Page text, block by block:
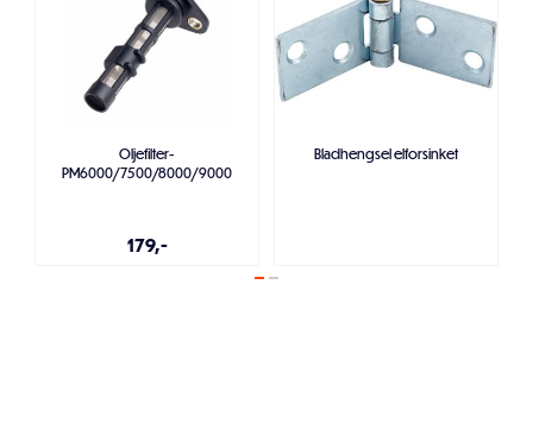
Oljefilter-
PM6000/7500/8000/9000
179,-
Bladhengsel elforsinket